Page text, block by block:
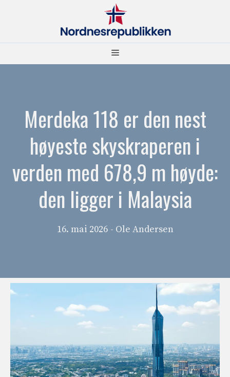
Meny
Merdeka 118 er den nest
høyeste skyskraperen i
verden med 678,9 m høyde:
den ligger i Malaysia
16. mai 2026 - Ole Andersen